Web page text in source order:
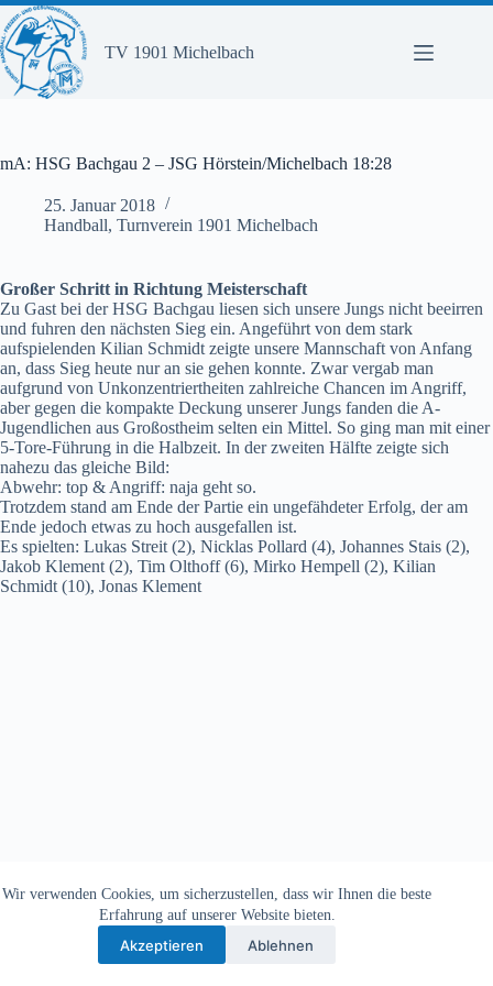
Zum
Inhalt
springen
Wir verwenden Cookies, um sicherzustellen, dass wir Ihnen die beste
Erfahrung auf unserer Website bieten.
Akzeptieren Ablehnen
TV 1901 Michelbach
mA: HSG Bachgau 2 – JSG Hörstein/Michelbach 18:28
25. Januar 2018
Handball, Turnverein 1901 Michelbach
Großer Schritt in Richtung Meisterschaft
Zu Gast bei der HSG Bachgau liesen sich unsere Jungs nicht beeirren
und fuhren den nächsten Sieg ein. Angeführt von dem stark
aufspielenden Kilian Schmidt zeigte unsere Mannschaft von Anfang
an, dass Sieg heute nur an sie gehen konnte. Zwar vergab man
aufgrund von Unkonzentriertheiten zahlreiche Chancen im Angriff,
aber gegen die kompakte Deckung unserer Jungs fanden die A-
Jugendlichen aus Großostheim selten ein Mittel. So ging man mit einer
5-Tore-Führung in die Halbzeit. In der zweiten Hälfte zeigte sich
nahezu das gleiche Bild:
Abwehr: top & Angriff: naja geht so.
Trotzdem stand am Ende der Partie ein ungefähdeter Erfolg, der am
Ende jedoch etwas zu hoch ausgefallen ist.
Es spielten: Lukas Streit (2), Nicklas Pollard (4), Johannes Stais (2),
Jakob Klement (2), Tim Olthoff (6), Mirko Hempell (2), Kilian
Schmidt (10), Jonas Klement
Copyright © 2026 - TV Michelbach 1901 e.V.